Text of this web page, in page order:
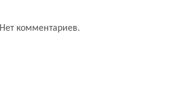
Нет комментариев.